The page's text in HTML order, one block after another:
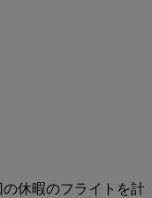
休暇のフライトを計